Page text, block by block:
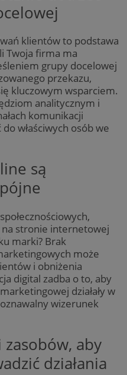
klientów to podstawa
Twoja firma ma
grupy docelowej
przekazu,
kluczowym wsparciem.
analitycznym i
komunikacji
właściwych osób we
są
stronie internetowej
marki? Brak
może
i obniżenia
digital zadba o to, aby
działały w
wizerunek
zasobów, aby
działania